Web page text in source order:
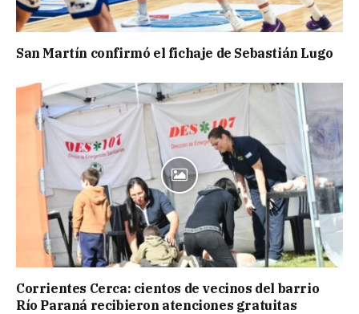
San Martín confirmó el fichaje de Sebastián Lugo
Corrientes Cerca: cientos de vecinos del barrio
Río Paraná recibieron atenciones gratuitas